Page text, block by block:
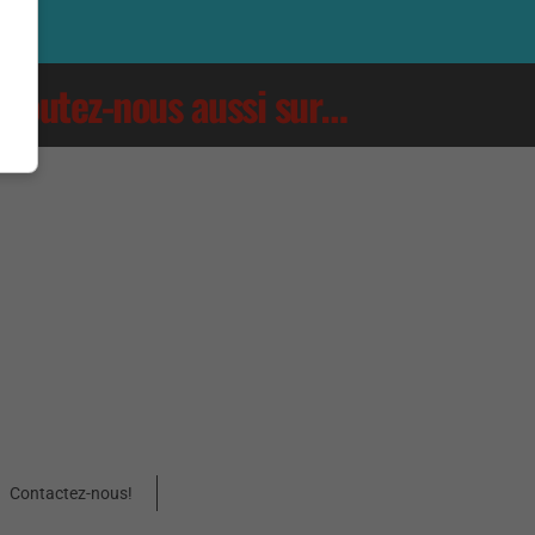
Écoutez-nous aussi sur…
Contactez-nous!